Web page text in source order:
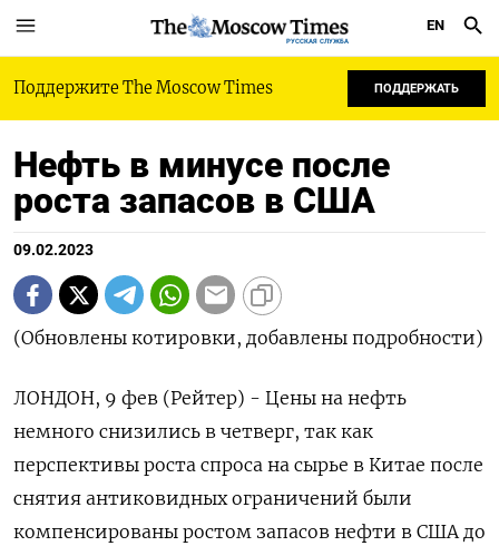
РУССКАЯ СЛУЖБА
EN
Поддержите The Moscow Times ПОДДЕРЖАТЬ
Нефть в минусе после
роста запасов в США
09.02.2023
(Обновлены котировки, добавлены подробности)
ЛОНДОН, 9 фев (Рейтер) - Цены на нефть
немного снизились в четверг, так как
перспективы роста спроса на сырье в Китае после
снятия антиковидных ограничений были
компенсированы ростом запасов нефти в США до